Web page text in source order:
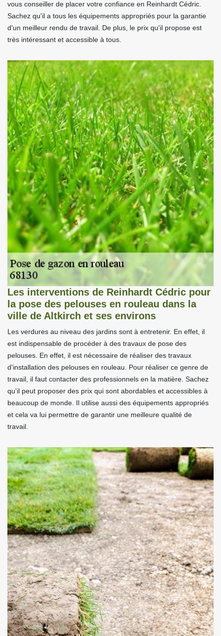
vous conseiller de placer votre confiance en Reinhardt Cédric.
Sachez qu'il a tous les équipements appropriés pour la garantie
d'un meilleur rendu de travail. De plus, le prix qu'il propose est
très intéressant et accessible à tous.
Les interventions de Reinhardt Cédric pour
la pose des pelouses en rouleau dans la
ville de Altkirch et ses environs
Les verdures au niveau des jardins sont à entretenir. En effet, il
est indispensable de procéder à des travaux de pose des
pelouses. En effet, il est nécessaire de réaliser des travaux
d'installation des pelouses en rouleau. Pour réaliser ce genre de
travail, il faut contacter des professionnels en la matière. Sachez
qu'il peut proposer des prix qui sont abordables et accessibles à
beaucoup de monde. Il utilise aussi des équipements appropriés
et cela va lui permettre de garantir une meilleure qualité de
travail.